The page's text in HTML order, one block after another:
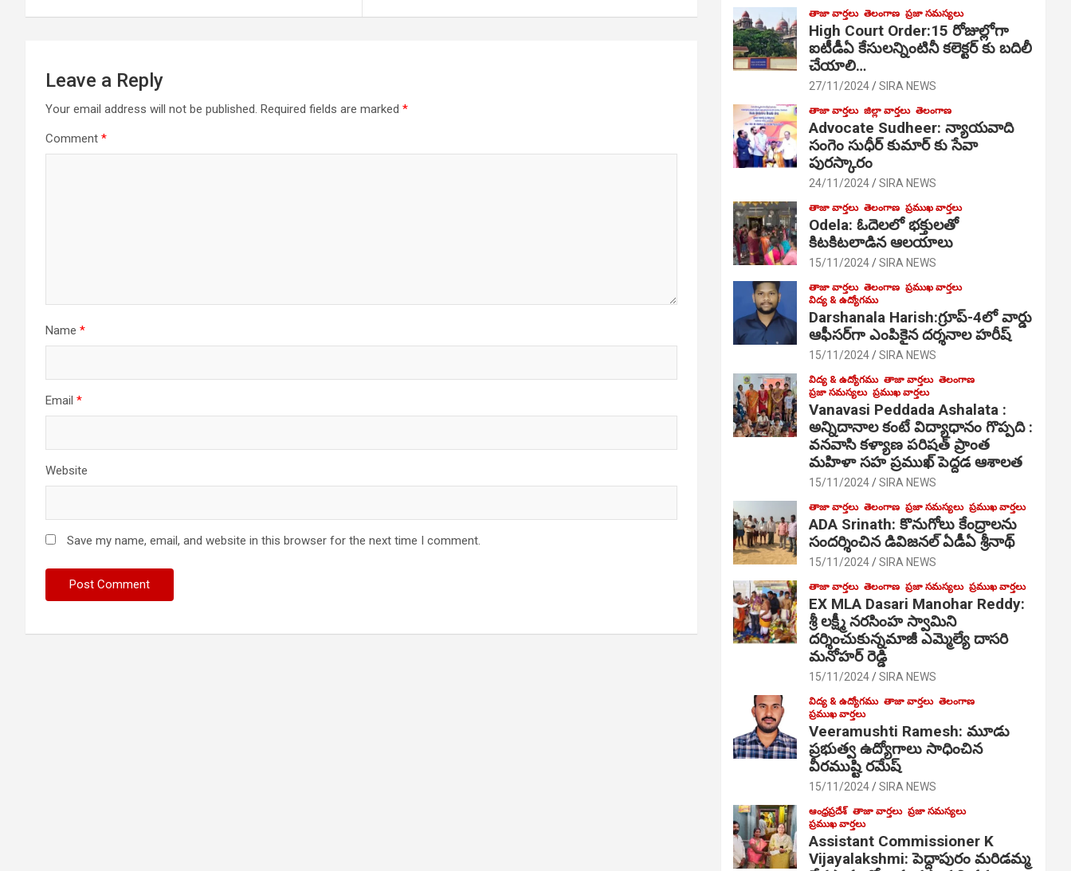
Leave a Reply
Your email address will not be published. Required fields are marked *
Comment *
Name *
Email *
Website
Save my name, email, and website in this browser for the next time I comment.
తాజా వార్తలు తెలంగాణ ప్రజా సమస్యలు
High Court Order:15 రోజుల్లోగా
ఐటీడీఏ కేసులన్నింటినీ కలెక్టర్ కు బదిలీ
చేయాలి…
27/11/2024 SIRA NEWS
తాజా వార్తలు జిల్లా వార్తలు తెలంగాణ
Advocate Sudheer: న్యాయవాది
సంగెం సుధీర్ కుమార్ కు సేవా
పురస్కారం
24/11/2024 SIRA NEWS
తాజా వార్తలు తెలంగాణ ప్రముఖ వార్తలు
Odela: ఓదెల‌లో భక్తులతో
కిటకిటలాడిన ఆల‌యాలు
15/11/2024 SIRA NEWS
తాజా వార్తలు తెలంగాణ ప్రముఖ వార్తలు
విద్య & ఉద్యోగము
Darshanala Harish:గ్రూప్-4లో వార్డు
ఆఫీసర్‌గా ఎంపికైన దర్శనాల హరీష్
15/11/2024 SIRA NEWS
విద్య & ఉద్యోగము తాజా వార్తలు తెలంగాణ
ప్రజా సమస్యలు ప్రముఖ వార్తలు
Vanavasi Peddada Ashalata :
అన్నిదానాల కంటే విద్యాధానం గొప్పది :
వనవాసి కళ్యాణ పరిషత్ ప్రాంత
మహిళా సహ ప్రముఖ్ పెద్దడ ఆశాలత
15/11/2024 SIRA NEWS
తాజా వార్తలు తెలంగాణ ప్రజా సమస్యలు ప్రముఖ వార్తలు
ADA Srinath: కొనుగోలు కేంద్రాల‌ను
సంద‌ర్శించిన డివిజనల్ ఏడీఏ శ్రీనాథ్
15/11/2024 SIRA NEWS
తాజా వార్తలు తెలంగాణ ప్రజా సమస్యలు ప్రముఖ వార్తలు
EX MLA Dasari Manohar Reddy:
శ్రీ లక్ష్మీ నరసింహ స్వామిని
దర్శించుకున్నమాజీ ఎమ్మెల్యే దాసరి
మనోహర్ రెడ్డి
15/11/2024 SIRA NEWS
విద్య & ఉద్యోగము తాజా వార్తలు తెలంగాణ
ప్రముఖ వార్తలు
Veeramushti Ramesh: మూడు
ప్రభుత్వ ఉద్యోగాలు సాధించిన
వీరముష్టి రమేష్
15/11/2024 SIRA NEWS
ఆంధ్రప్రదేశ్ తాజా వార్తలు ప్రజా సమస్యలు
ప్రముఖ వార్తలు
Assistant Commissioner K
Vijayalakshmi: పెద్దాపురం మరిడమ్మ